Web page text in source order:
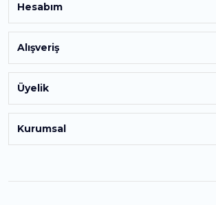
Hesabım
Alışveriş
Üyelik
Kurumsal